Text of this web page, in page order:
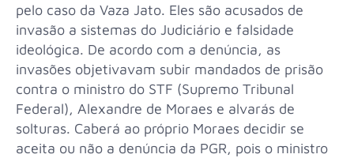
pelo caso da Vaza Jato. Eles são acusados de
invasão a sistemas do Judiciário e falsidade
ideológica. De acordo com a denúncia, as
invasões objetivavam subir mandados de prisão
contra o ministro do STF (Supremo Tribunal
Federal), Alexandre de Moraes e alvarás de
solturas. Caberá ao próprio Moraes decidir se
aceita ou não a denúncia da PGR, pois o ministro